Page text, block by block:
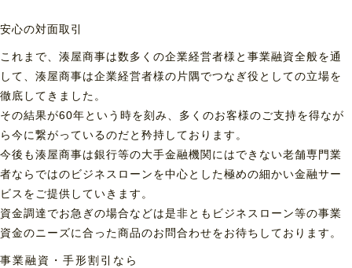
安心の対面取引
これまで、湊屋商事は数多くの企業経営者様と事業融資全般を通
して、湊屋商事は企業経営者様の片隅でつなぎ役としての立場を
徹底してきました。
その結果が60年という時を刻み、多くのお客様のご支持を得なが
ら今に繋がっているのだと矜持しております。
今後も湊屋商事は銀行等の大手金融機関にはできない老舗専門業
者ならではのビジネスローンを中心とした極めの細かい金融サー
ビスをご提供していきます。
資金調達でお急ぎの場合などは是非ともビジネスローン等の事業
資金のニーズに合った商品のお問合わせをお待ちしております。
事業融資・手形割引なら